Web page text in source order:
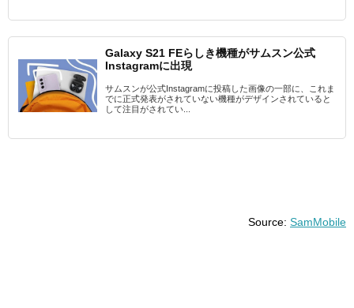
Galaxy S21 FEらしき機種がサムスン公式
Instagramに出現
サムスンが公式Instagramに投稿した画像の一部に、これま
でに正式発表がされていない機種がデザインされていると
して注目がされてい...
Source: SamMobile